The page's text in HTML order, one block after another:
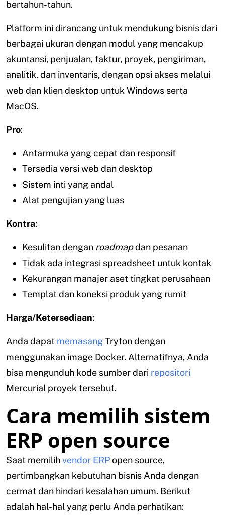
bertahun-tahun.
Platform ini dirancang untuk mendukung bisnis dari
berbagai ukuran dengan modul yang mencakup
akuntansi, penjualan, faktur, proyek, pengiriman,
analitik, dan inventaris, dengan opsi akses melalui
web dan klien desktop untuk Windows serta
MacOS.
Pro:
Antarmuka yang cepat dan responsif
Tersedia versi web dan desktop
Sistem inti yang andal
Alat pengujian yang luas
Kontra:
Kesulitan dengan roadmapdan pesanan
Tidak ada integrasi spreadsheet untuk kontak
Kekurangan manajer aset tingkat perusahaan
Templat dan koneksi produk yang rumit
Harga/Ketersediaan:
Anda dapat memasangTryton dengan
menggunakan image Docker. Alternatifnya, Anda
bisa mengunduh kode sumber dari repositori
Mercurial proyek tersebut.
Cara memilih sistem
ERP open source
Saat memilihvendor ERPopen source,
pertimbangkan kebutuhan bisnis Anda dengan
cermat dan hindari kesalahan umum. Berikut
adalah hal-hal yang perlu Anda perhatikan: